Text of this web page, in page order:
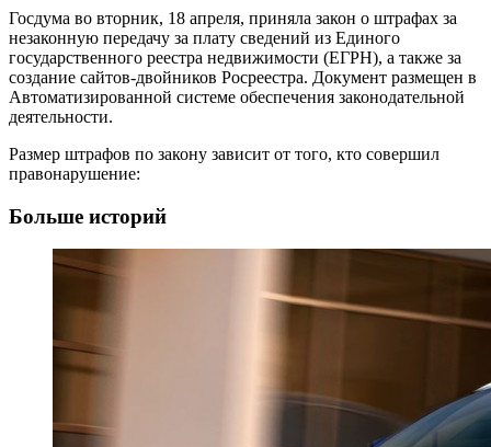
Госдума во вторник, 18 апреля, приняла закон о штрафах за
незаконную передачу за плату сведений из Единого
государственного реестра недвижимости (ЕГРН), а также за
создание сайтов-двойников Росреестра. Документ размещен в
Автоматизированной системе обеспечения законодательной
деятельности.
Размер штрафов по закону зависит от того, кто совершил
правонарушение:
Больше историй